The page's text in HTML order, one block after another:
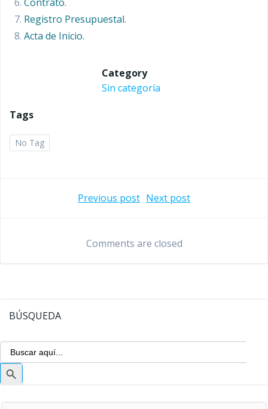
Registro Presupuestal.
Acta de Inicio.
Category
Sin categoría
Tags
No Tag
Navegación
de
Previous post
de
Next post
Comments are closed
BÚSQUEDA
Buscar:
Botón
de
búsqueda